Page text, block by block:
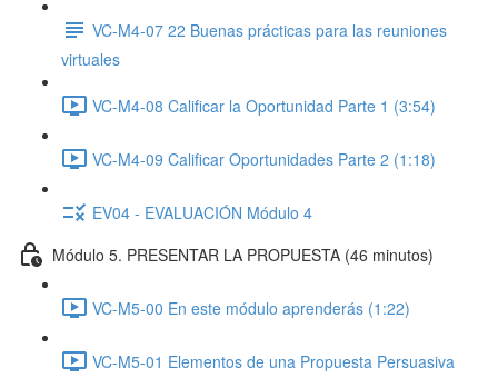
VC-M4-07 22 Buenas prácticas para las reuniones
virtuales
VC-M4-08 Calificar la Oportunidad Parte 1 (3:54)
VC-M4-09 Calificar Oportunidades Parte 2 (1:18)
EV04 - EVALUACIÓN Módulo 4
Módulo 5. PRESENTAR LA PROPUESTA (46 minutos)
VC-M5-00 En este módulo aprenderás (1:22)
VC-M5-01 Elementos de una Propuesta Persuasiva